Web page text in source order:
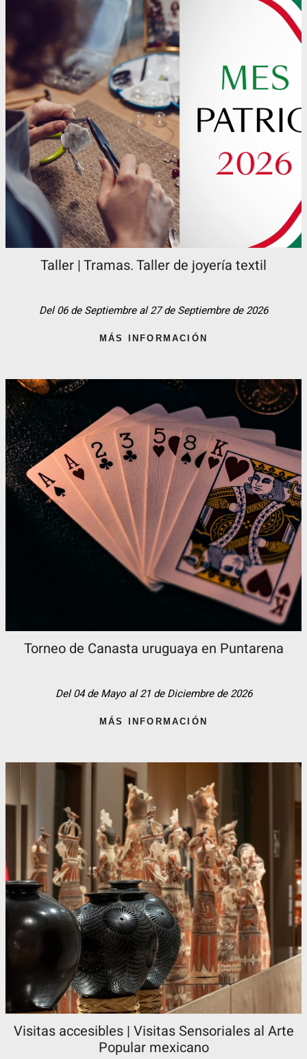
Taller | Tramas. Taller de joyería textil
Del 06 de Septiembre al 27 de Septiembre de 2026
MÁS INFORMACIÓN
Torneo de Canasta uruguaya en Puntarena
Del 04 de Mayo al 21 de Diciembre de 2026
MÁS INFORMACIÓN
Visitas accesibles | Visitas Sensoriales al Arte
Popular mexicano